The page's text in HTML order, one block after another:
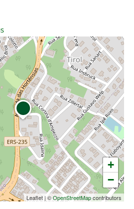
+
−
Leaflet |©OpenStreetMapcontributors